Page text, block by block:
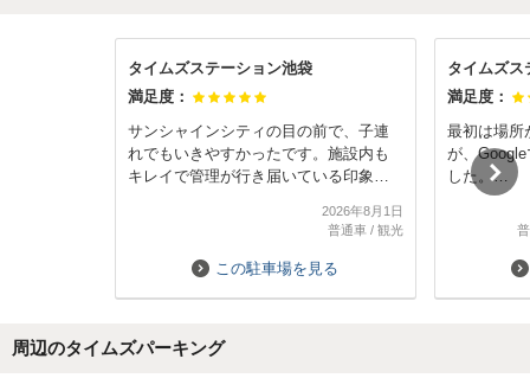
タイムズステーション池袋
満足度：
サンシャインシティの目の前で、子連
れでもいきやすかったです。施設内も
キレイで管理が行き届いている印象。
く、余裕を持って停められました。エ
ありがたかったです。帰りに1F管理室
た利用したいと思います。
2026年8月1日
普通車/ 観光
この駐車場を見る
タイムズス
満足度：
最初は場所
が、
した。
キレイで
で立地条
周辺のタイムズパーキング